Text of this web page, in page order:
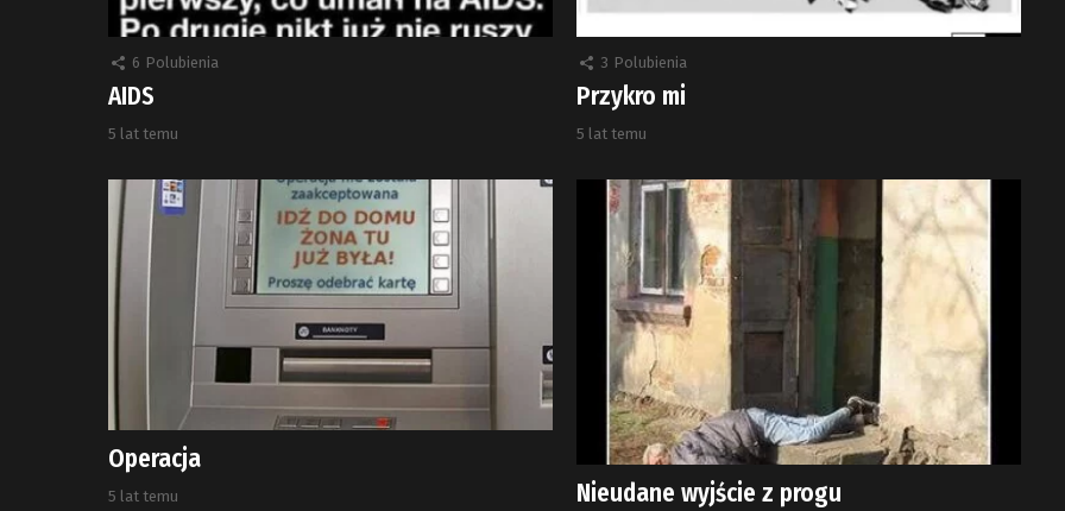
6 Polubienia
AIDS
5 lat temu
3 Polubienia
Przykro mi
5 lat temu
Operacja
5 lat temu Nieudane wyjście z progu